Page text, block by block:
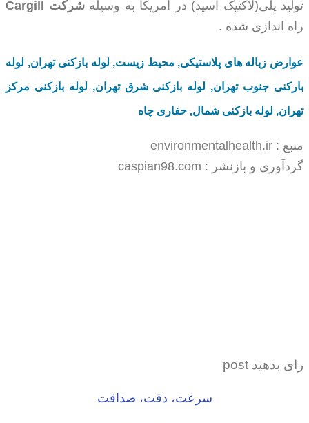
تولید پلی(لاکتیک اسید) در امریکا به وسیلهشرکت Cargill
راه اندازی شده .
عوارض زباله های پلاستیکی, محیط زیست, لوله بازکنی تهران, لوله
بارکنی جنوب تهران, لوله بازکنی شرق تهران, لوله بازکنی مرکز
تهران, لوله بازکنی شمال, حفاری چاه
منبع : environmentalhealth.ir
گردآوری و بازنشر : caspian98.com
رای بدهید post
سرعت، دقت، صداقت